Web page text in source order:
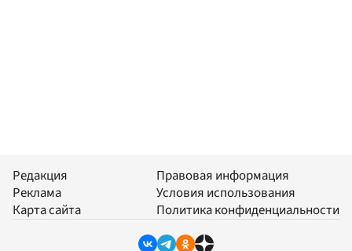
Редакция
Реклама
Карта сайта
Правовая информация
Условия использования
Политика конфиденциальности